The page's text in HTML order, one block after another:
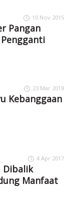
10 Nov 2015
Pangan
23 Mar 2018
Kebanggaan
4 Apr 2017
Dibalik
Manfaat